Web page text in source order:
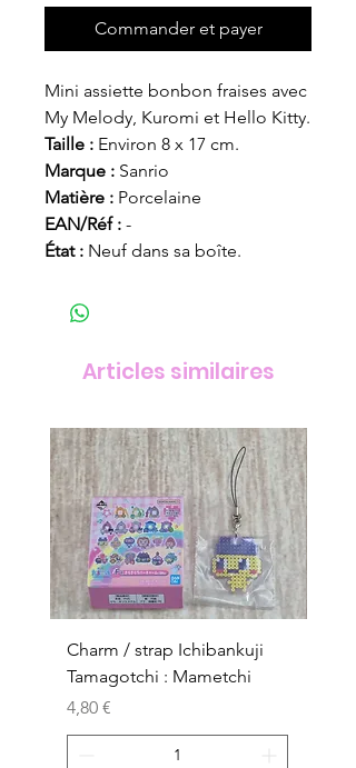
Commander et payer
Mini assiette bonbon fraises avec
My Melody, Kuromi et Hello Kitty.
Taille : Environ 8 x 17 cm.
Marque : Sanrio
Matière : Porcelaine
EAN/Réf : -
État : Neuf dans sa boîte.
Articles similaires
Charm / strap Ichibankuji
Tamagotchi : Mametchi
Prix
4,80 €